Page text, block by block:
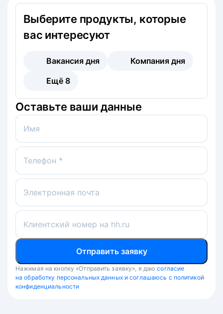
Выберите продукты, которые
вас интересуют
Вакансия дня
Компания дня
Ещё 8
Оставьте ваши данные
Имя
Телефон *
Электронная почта
Клиентский номер на hh.ru
Отправить заявку
Нажимая на кнопку «Отправить заявку», я даю согласие
на обработку персональных данных и соглашаюсь с политикой
конфиденциальности